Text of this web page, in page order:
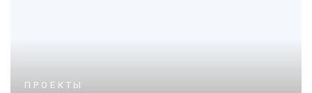
ПРОЕКТЫ